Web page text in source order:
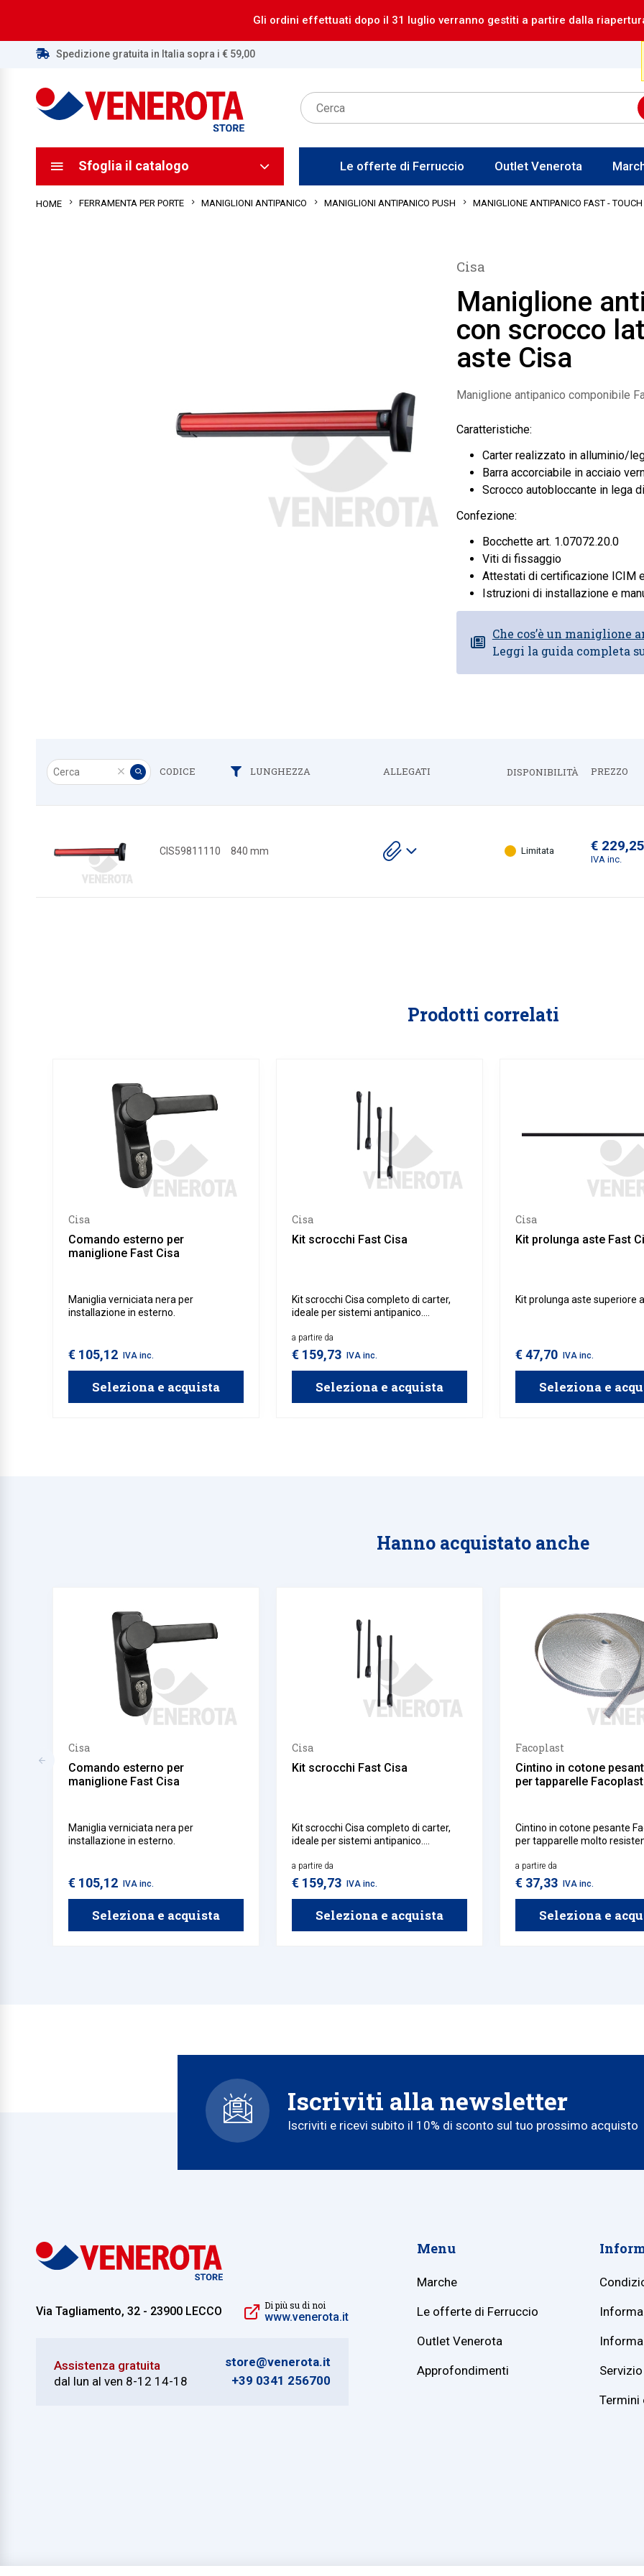
Gli ordini effettuati dopo il 31 luglio verranno gestiti a partire dalla
Spedizione gratuita in Italia sopra i € 59,00
Sfoglia il catalogo Le offerte di Ferruccio Outlet Venerota
HOME FERRAMENTA PER PORTE MANIGLIONI ANTIPANICO MANIGLIONI ANTIPANICO PUSH MANIGLIONE ANTIPANICO FAST -
Cisa
Maniglione
con scrocco
aste Cisa
Maniglione antipanico componibile
Caratteristiche:
Carter realizzato in alluminio/
Barra accorciabile in acciaio
Scrocco autobloccante in lega
Confezione:
Bocchette art. 1.07072.20.0
Viti di fissaggio
Attestati di certificazione ICIM
Istruzioni di installazione e
Che cos’è un maniglione
Leggi la guida completa
Applica
Pulisci CODICE Filtra
LUNGHEZZA ALLEGATI Espandi
DISPONIBILITÀ PREZZO
CIS59811110 840 mm Limitata € 229,25
IVA inc.
Prodotti correlati
Cisa
Comando esterno per
maniglione Fast Cisa
Maniglia verniciata nera per
installazione in esterno.
€ 105,12 IVA inc.
Seleziona e acquista
Cisa
Kit scrocchi Fast Cisa
Kit scrocchi Cisa completo di carter,
ideale per sistemi antipanico.
laterale.
a partire da
€ 159,73 IVA inc.
Seleziona e acquista
Cisa
Kit prolunga aste Fast
Kit prolunga aste superiore
€ 47,70 IVA inc.
Seleziona e
Hanno acquistato anche
Cisa
Comando esterno per
maniglione Fast Cisa
Maniglia verniciata nera per
installazione in esterno.
€ 105,12 IVA inc.
Seleziona e acquista
Cisa
Kit scrocchi Fast Cisa
Kit scrocchi Cisa completo di carter,
ideale per sistemi antipanico.
laterale.
a partire da
€ 159,73 IVA inc.
Seleziona e acquista
Facoplast
Cintino in cotone
per tapparelle Facoplast
Cintino in cotone pesante
per tapparelle molto
alla speciale lavorazione dei
dell'anima.
a partire da
€ 37,33 IVA inc.
Seleziona e
Iscriviti alla newsletter
Iscriviti e ricevi subito il 10% di sconto sul tuo prossimo acquisto
Via Tagliamento, 32 - 23900 LECCO Di più su di noi
www.venerota.it
Assistenza gratuita
dal lun al ven 8-12 14-18
store@venerota.it
+39 0341 256700
Menu
Marche
Le offerte di Ferruccio
Outlet Venerota
Approfondimenti
Termini